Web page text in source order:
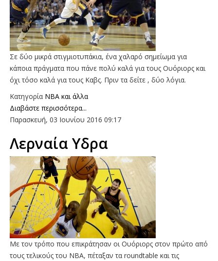
Σε δύο μικρά στιγμιοτυπάκια, ένα χαλαρό σημείωμα για
κάποια πράγματα που πάνε πολύ καλά για τους Ουόριορς και
όχι τόσο καλά για τους Καβς. Πριν τα δείτε , δύο λόγια.
Κατηγορία NBA και άλλα
Διαβάστε περισσότερα...
Παρασκευή, 03 Ιουνίου 2016 09:17
Λερναία Υδρα
Με τον τρόπο που επικράτησαν οι Ουόριορς στον πρώτο από
τους τελικούς του ΝΒΑ, πέταξαν τα roundtable και τις